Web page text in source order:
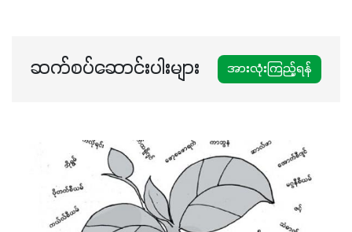
ဆက်စပ်ဆောင်းပါးများ အားလုံးကြည့်ရန်